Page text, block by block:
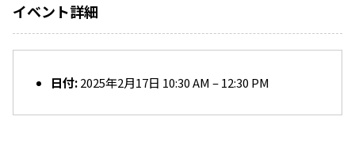
イベント詳細
日付: 2025年2月17日 10:30 AM–12:30 PM